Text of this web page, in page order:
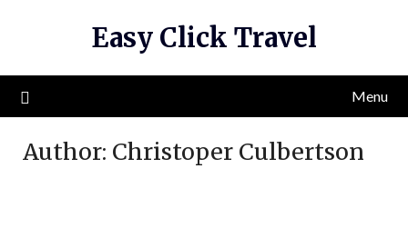
Easy Click Travel
Menu
Author: Christoper Culbertson